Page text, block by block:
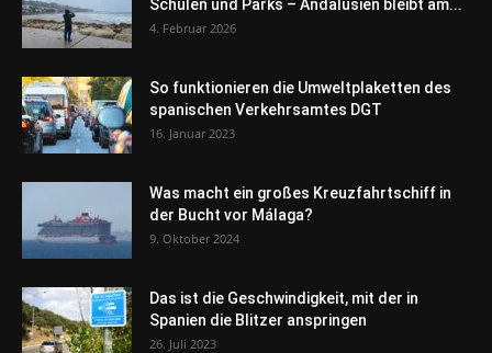
Schulen und Parks – Andalusien bleibt am...
4. Februar 2026
So funktionieren die Umweltplaketten des
spanischen Verkehrsamtes DGT
16. Januar 2023
Was macht ein großes Kreuzfahrtschiff in
der Bucht vor Málaga?
9. Oktober 2024
Das ist die Geschwindigkeit, mit der in
Spanien die Blitzer anspringen
26. Juli 2023